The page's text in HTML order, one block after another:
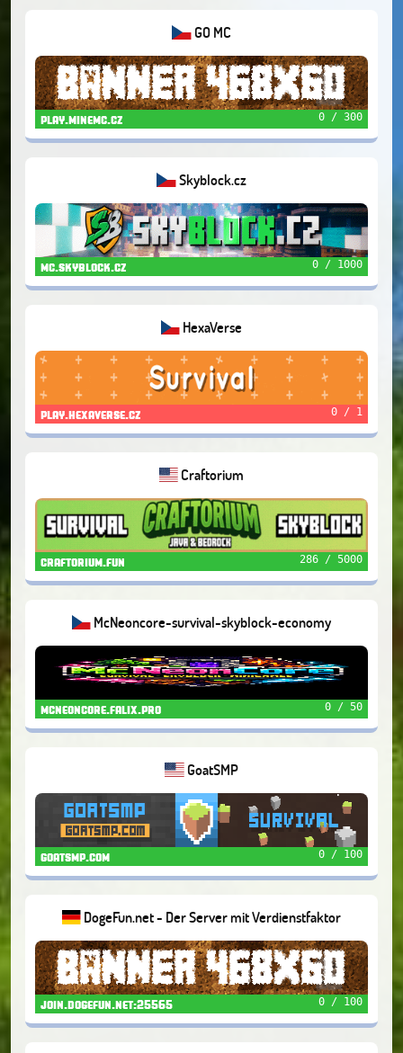
GO MC
play.minemc.cz 0 / 300
Skyblock.cz
mc.skyblock.cz 0 / 1000
HexaVerse
play.hexaverse.cz 0 / 1
Craftorium
craftorium.fun 286 / 5000
McNeoncore-survival-skyblock-economy
mcneoncore.falix.pro 0 / 50
GoatSMP
goatsmp.com 0 / 100
DogeFun.net - Der Server mit Verdienstfaktor
join.dogefun.net:25565 0 / 100